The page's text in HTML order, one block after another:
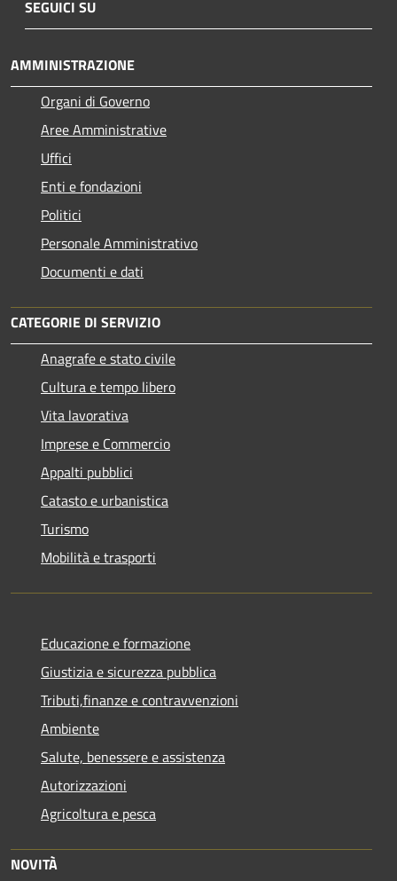
SEGUICI SU
AMMINISTRAZIONE
Organi di Governo
Aree Amministrative
Uffici
Enti e fondazioni
Politici
Personale Amministrativo
Documenti e dati
CATEGORIE DI SERVIZIO
Anagrafe e stato civile
Cultura e tempo libero
Vita lavorativa
Imprese e Commercio
Appalti pubblici
Catasto e urbanistica
Turismo
Mobilità e trasporti
Educazione e formazione
Giustizia e sicurezza pubblica
Tributi,finanze e contravvenzioni
Ambiente
Salute, benessere e assistenza
Autorizzazioni
Agricoltura e pesca
NOVITÀ